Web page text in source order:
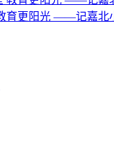
育更阳光 ——记嘉北